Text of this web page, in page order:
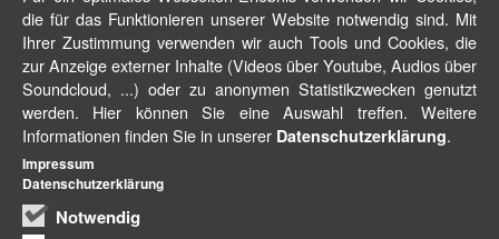
die für das Funktionieren unserer Website notwendig sind. Mit
Ihrer Zustimmung verwenden wir auch Tools und Cookies, die
zur Anzeige externer Inhalte (Videos über Youtube, Audios über
Soundcloud, ...) oder zu anonymen Statistikzwecken genutzt
werden. Hier können Sie eine Auswahl treffen. Weitere
Informationen finden Sie in unserer Datenschutzerklärung.
Notwendig
Impressum
Datenschutzerklärung